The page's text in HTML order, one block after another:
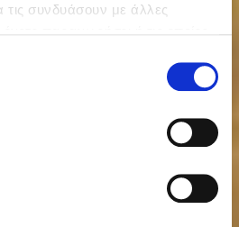
τις συνδυάσουν με άλλες